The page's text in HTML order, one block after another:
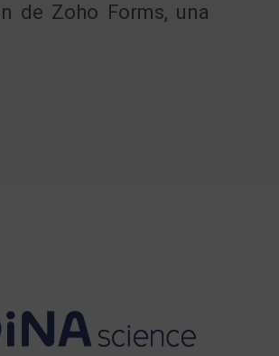
de Zoho Forms, una